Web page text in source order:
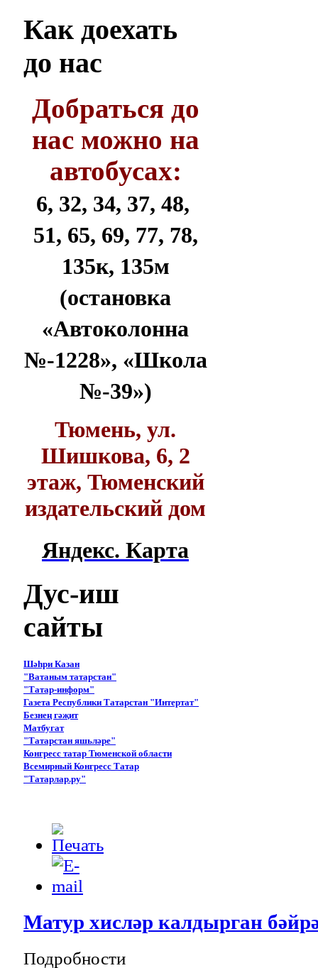
Как доехать
до нас
Добраться до
нас можно на
автобусах:
6, 32, 34, 37, 48,
51, 65, 69, 77, 78,
135к, 135м
(остановка
«Автоколонна
№-1228», «Школа
№-39»)
Тюмень, ул.
Шишкова, 6, 2
этаж, Тюменский
издательский дом
Яндекс. Карта
Дус-иш
сайты
Шәһри Казан
"Ватаным татарстан"
"Татар-информ"
Газета Республики Татарстан "Интертат"
Безнең гәҗит
Матбугат
"Татарстан яшьләре"
Конгресс татар Тюменской области
Всемирный Конгресс Татар
"Татарлар.ру"
Матур хисләр калдырган
Подробности